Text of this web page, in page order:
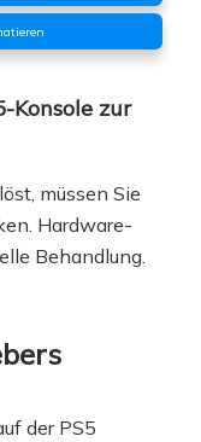
Konsole zur
müssen Sie
Hardware-
Behandlung.
der PS5